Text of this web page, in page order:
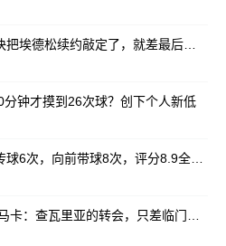
钟才摸到26次球？创下个人新低